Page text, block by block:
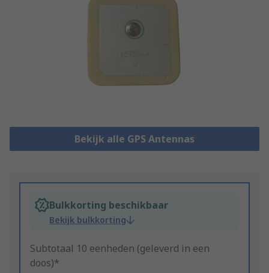
Bekijk alle GPS Antennas
Bulkkorting beschikbaar
Bekijk bulkkorting
Subtotaal 10 eenheden (geleverd in een
doos)*